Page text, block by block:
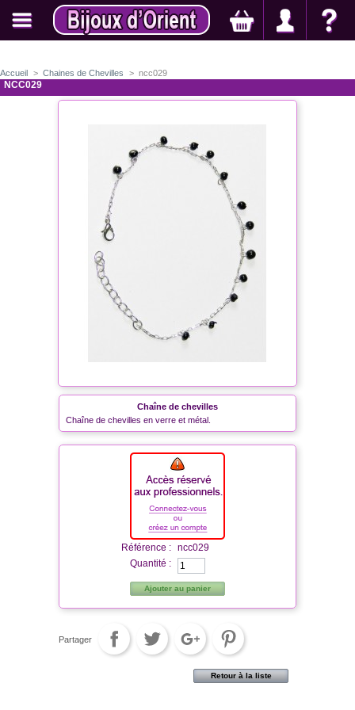
Accueil > Chaines de Chevilles > ncc029
NCC029
Chaîne de chevilles
Chaîne de chevilles en verre et métal.
Référence :
ncc029
Quantité :
Ajouter au panier
Partager
Retour à la liste